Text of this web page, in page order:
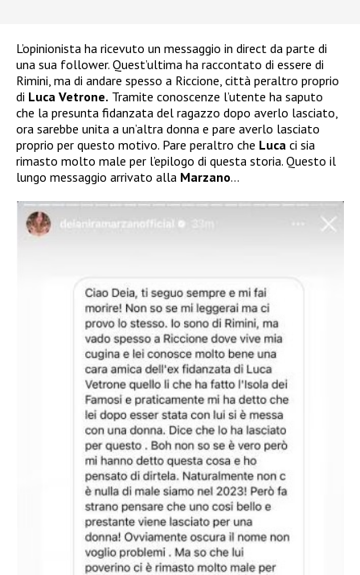
L’opinionista ha ricevuto un messaggio in direct da parte di
una sua follower. Quest’ultima ha raccontato di essere di
Rimini, ma di andare spesso a Riccione, città peraltro proprio
di Luca Vetrone. Tramite conoscenze l’utente ha saputo
che la presunta fidanzata del ragazzo dopo averlo lasciato,
ora sarebbe unita a un’altra donna e pare averlo lasciato
proprio per questo motivo. Pare peraltro che Luca ci sia
rimasto molto male per l’epilogo di questa storia. Questo il
lungo messaggio arrivato alla Marzano…